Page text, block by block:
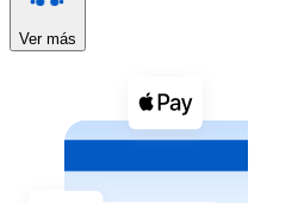
Ver todo
Compra criptomonedas
Comprar con efectivo
Ver más